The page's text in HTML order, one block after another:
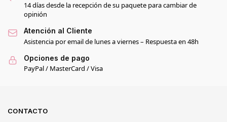
14 días desde la recepción de su paquete para cambiar de
opinión
Atención al Cliente
Asistencia por email de lunes a viernes – Respuesta en 48h
Opciones de pago
PayPal / MasterCard / Visa
CONTACTO